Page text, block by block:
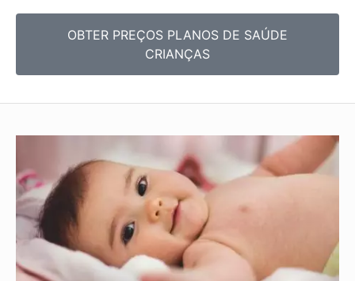
OBTER PREÇOS PLANOS DE SAÚDE
CRIANÇAS